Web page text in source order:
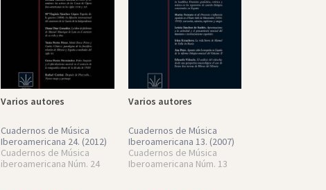
Varios autores
Cuadernos de Música
Iberoamericana 24. (2012)
Cuadernos de Música
iberoamericana Núm. 24
Varios autores
Cuadernos de Música
Iberoamericana 13. (2007)
Cuadernos de Música
Iberoamericana Núm. 13